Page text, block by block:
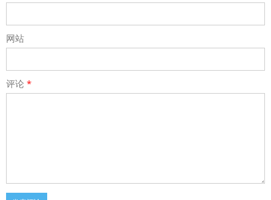
网站
评论 *